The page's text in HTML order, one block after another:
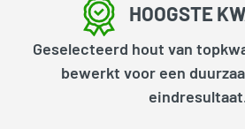
HOOGSTE
Geselecteerd hout van
bewerkt voor een